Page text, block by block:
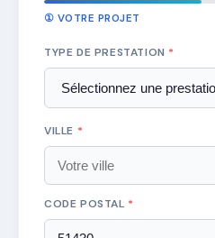
① VOTRE PROJET
TYPE DE PRESTATION *
VILLE *
CODE POSTAL *